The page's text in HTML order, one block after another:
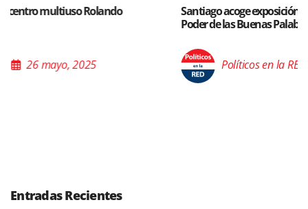
Santiago acoge exposición del Ministro de Cultura sobre “El
Políticos en la RED 26 mayo, 2025
Entradas Recientes